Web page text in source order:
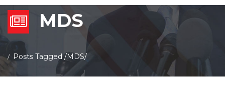
MDS
Posts Tagged/MDS/